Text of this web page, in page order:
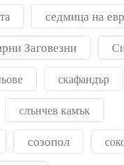
седмица на
Заговезни
скафандър
слънчев камък
созопол